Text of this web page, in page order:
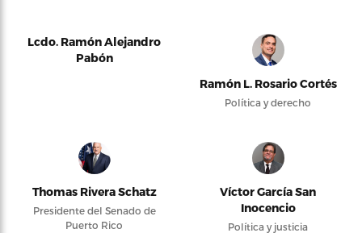
Lcdo. Ramón Alejandro
Pabón
Ramón L. Rosario Cortés
Política y derecho
Thomas Rivera Schatz
Presidente del Senado de
Puerto Rico
Víctor García San
Inocencio
Política y justicia